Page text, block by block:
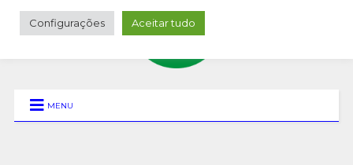
MENU
Configurações Aceitar tudo